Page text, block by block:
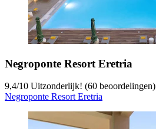
Negroponte Resort Eretria
9,4/10 Uitzonderlijk! (60 beoordelingen)
Negroponte Resort Eretria